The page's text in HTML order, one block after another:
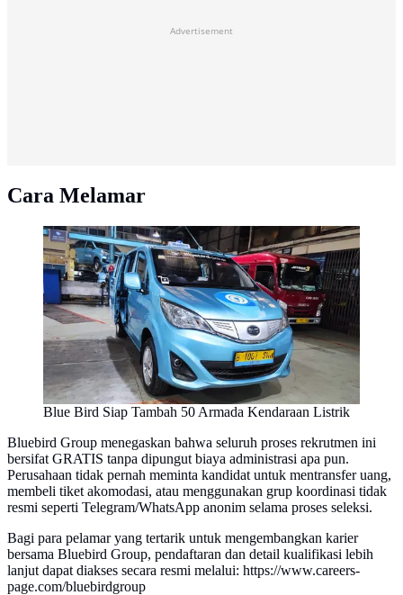
Advertisement
Cara Melamar
Blue Bird Siap Tambah 50 Armada Kendaraan Listrik
Bluebird Group menegaskan bahwa seluruh proses rekrutmen ini
bersifat GRATIS tanpa dipungut biaya administrasi apa pun.
Perusahaan tidak pernah meminta kandidat untuk mentransfer uang,
membeli tiket akomodasi, atau menggunakan grup koordinasi tidak
resmi seperti Telegram/WhatsApp anonim selama proses seleksi.
​Bagi para pelamar yang tertarik untuk mengembangkan karier
bersama Bluebird Group, pendaftaran dan detail kualifikasi lebih
lanjut dapat diakses secara resmi melalui: https://www.careers-
page.com/bluebirdgroup